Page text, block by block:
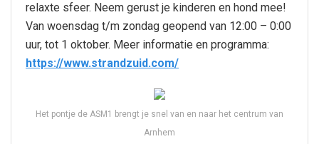
relaxte sfeer. Neem gerust je kinderen en hond mee!
Van woensdag t/m zondag geopend van 12:00 – 0:00
uur, tot 1 oktober. Meer informatie en programma:
https://www.strandzuid.com/
Het pontje de ASM1 brengt je snel van en naar het centrum van
Arnhem